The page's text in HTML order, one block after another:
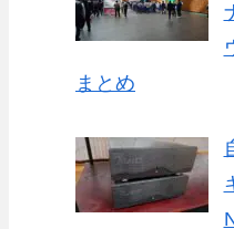
まとめ